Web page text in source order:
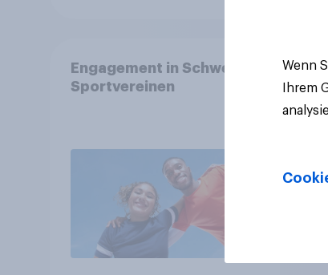
Engagement in Schweizer
Sportvereinen
Wenn
Ihrem